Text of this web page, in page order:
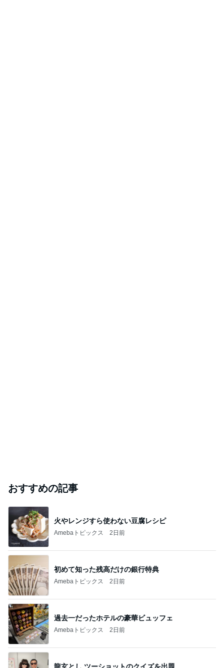
おすすめの記事
火やレンジすら使わない豆腐レシピ
Amebaトピックス 2日前
初めて知った残高だけの銀行特典
Amebaトピックス 2日前
過去一だったホテルの豪華ビュッフェ
Amebaトピックス 2日前
龍玄とし ツーショットのクイズを出題